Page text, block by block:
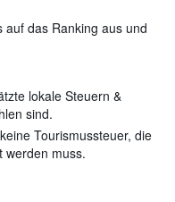
das Ranking aus und
lokale Steuern &
sind.
Tourismussteuer, die
werden muss.